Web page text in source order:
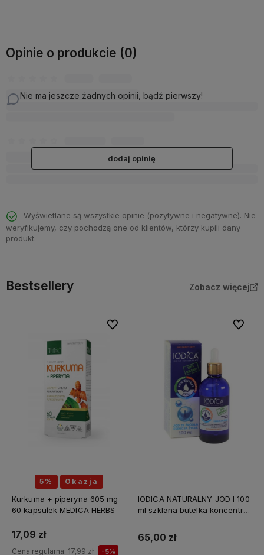
Opinie o produkcie (0)
Nie ma jeszcze żadnych opinii, bądź pierwszy!
dodaj opinię
Wyświetlane są wszystkie opinie (pozytywne i negatywne). Nie
weryfikujemy, czy pochodzą one od klientów, którzy kupili dany
produkt.
Bestsellery Zobacz więcej
5% Okazja
Kurkuma + piperyna 605 mg
60 kapsułek MEDICA HERBS
17,09 zł
Cena regularna: 17,99 zł -5%
Do ulubionych
IODICA NATURALNY JOD I 100
ml szklana butelka koncentrat
65,00 zł
Do